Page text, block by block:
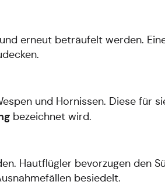
erneut beträufelt werden.
und Hornissen. Diese für
bezeichnet wird.
Hautflügler bevorzugen den
besiedelt.